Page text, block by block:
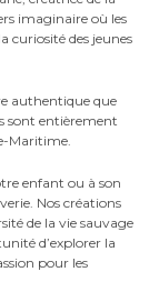
imaginaire où les
curiosité des jeunes
authentique que
sont entièrement
Maritime.
enfant ou à son
Nos créations
de la vie sauvage
d’explorer la
pour les